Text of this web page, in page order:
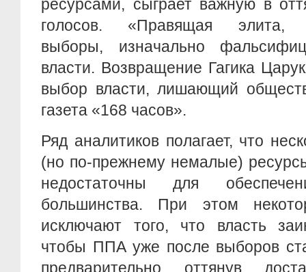
ресурсами, сыграет важную в
голосов. «Правящая элита,
выборы, изначально
власти. Возвращение Гагика
выбор власти, лишающий
газета «168 часов».
Ряд аналитиков полагает, что
(но по-прежнему немалые)
недостаточны для
большинства. При этом
исключают того, что власть
чтобы ППА уже после выборов
предварительно оттянув